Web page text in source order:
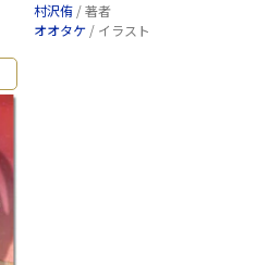
村沢侑 / 著者
オオタケ / イラスト